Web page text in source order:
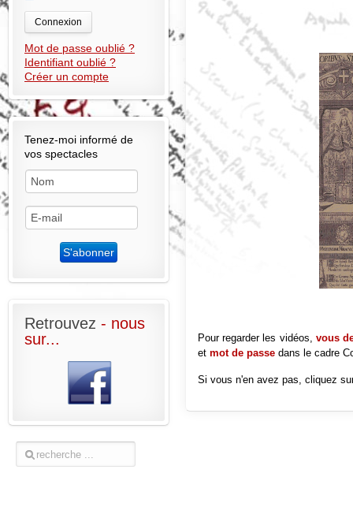
Pour regarder les vidéos, vous
et mot de passedans le cadre
Si vous n'en avez pas, cliquez
Connexion
Mot de passe oublié ?
Identifiant oublié ?
Créer un compte
Tenez-moi informé de
vos spectacles
Retrouvez - nous
sur...